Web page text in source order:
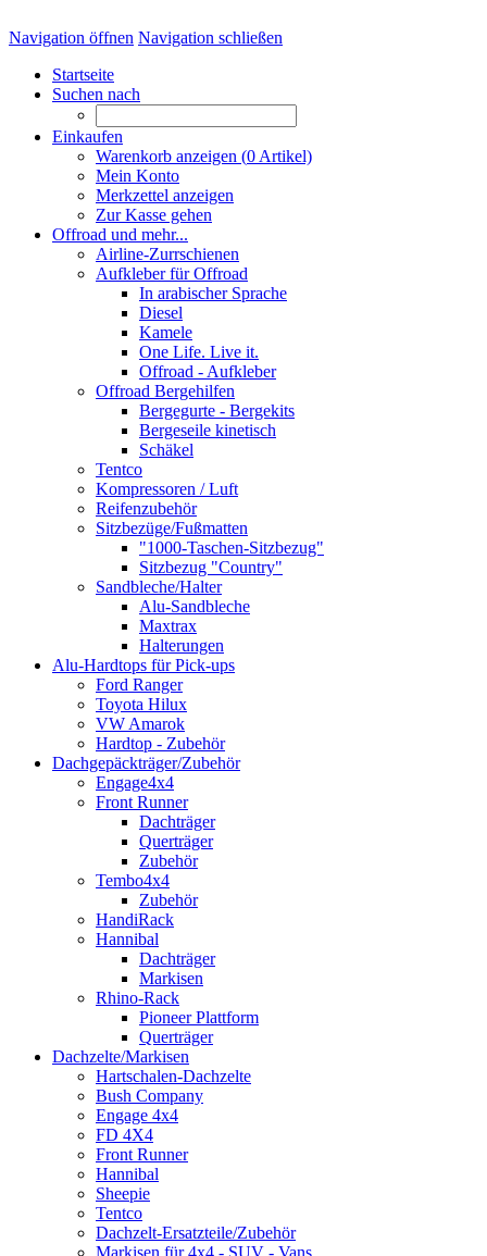
Navigation öffnen Navigation schließen
Startseite
Suchen nach
Einkaufen
Warenkorb anzeigen (0 Artikel)
Mein Konto
Merkzettel anzeigen
Zur Kasse gehen
Offroad und mehr...
Airline-Zurrschienen
Aufkleber für Offroad
In arabischer Sprache
Diesel
Kamele
One Life. Live it.
Offroad - Aufkleber
Offroad Bergehilfen
Bergegurte - Bergekits
Bergeseile kinetisch
Schäkel
Tentco
Kompressoren / Luft
Reifenzubehör
Sitzbezüge/Fußmatten
"1000-Taschen-Sitzbezug"
Sitzbezug "Country"
Sandbleche/Halter
Alu-Sandbleche
Maxtrax
Halterungen
Alu-Hardtops für Pick-ups
Ford Ranger
Toyota Hilux
VW Amarok
Hardtop - Zubehör
Dachgepäckträger/Zubehör
Engage4x4
Front Runner
Dachträger
Querträger
Zubehör
Tembo4x4
Zubehör
HandiRack
Hannibal
Dachträger
Markisen
Rhino-Rack
Pioneer Plattform
Querträger
Dachzelte/Markisen
Hartschalen-Dachzelte
Bush Company
Engage 4x4
FD 4X4
Front Runner
Hannibal
Sheepie
Tentco
Dachzelt-Ersatzteile/Zubehör
Markisen für 4x4 - SUV - Vans